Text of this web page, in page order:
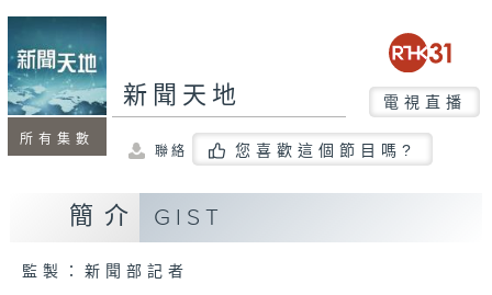
所有集數
新聞天地 電視直播
聯絡 您喜歡這個節目嗎?
簡介 GIST
監製：新聞部記者